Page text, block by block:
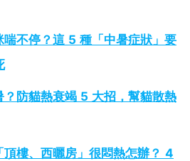
喘不停？這 5 種「中暑症狀」要
？防貓熱衰竭 5 大招，幫貓散熱
頂樓、西曬房」很悶熱怎辦？ 4